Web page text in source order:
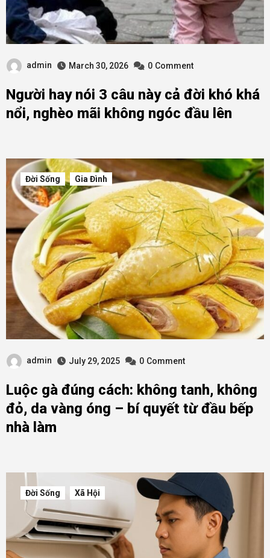
admin March 30, 2026 0 Comment
Người hay nói 3 câu này cả đời khó khá
nổi, nghèo mãi không ngóc đầu lên
Đời Sống Gia Đình
admin July 29, 2025 0 Comment
Luộc gà đúng cách: không tanh, không
đỏ, da vàng óng – bí quyết từ đầu bếp
nhà làm
Đời Sống Xã Hội